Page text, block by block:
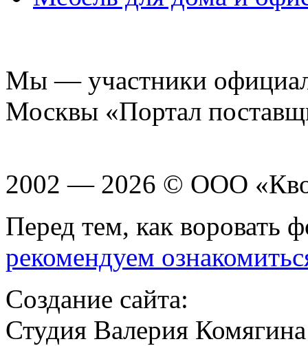
Мы — участники
Москвы «Портал
2002 — 2026 © ООО
Перед тем, как воровать
рекомендуем
Создание сайта:
Студия Валерия Комягина